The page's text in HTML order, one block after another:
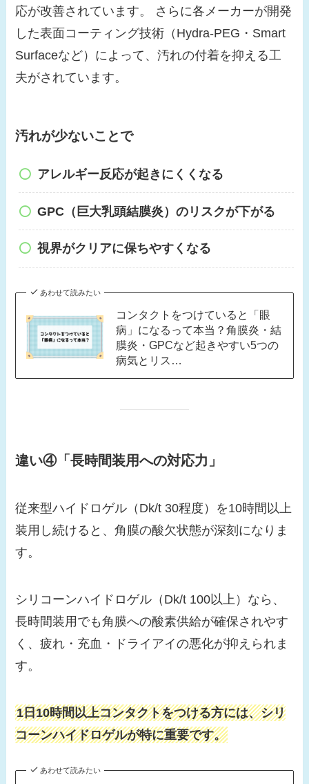
応が改善されています。 さらに各メーカーが開発
した表面コーティング技術（Hydra-PEG・Smart
Surfaceなど）によって、汚れの付着を抑える工
夫がされています。
汚れが少ないことで
アレルギー反応が起きにくくなる
GPC（巨大乳頭結膜炎）のリスクが下がる
視界がクリアに保ちやすくなる
あわせて読みたい
コンタクトをつけていると「眼
病」になるって本当？角膜炎・結
膜炎・GPCなど起きやすい5つの
病気とリス…
違い④「長時間装用への対応力」
従来型ハイドロゲル（Dk/t 30程度）を10時間以上
装用し続けると、角膜の酸欠状態が深刻になりま
す。
シリコーンハイドロゲル（Dk/t 100以上）なら、
長時間装用でも角膜への酸素供給が確保されやす
く、疲れ・充血・ドライアイの悪化が抑えられま
す。
1日10時間以上コンタクトをつける方には、シリ
コーンハイドロゲルが特に重要です。
あわせて読みたい